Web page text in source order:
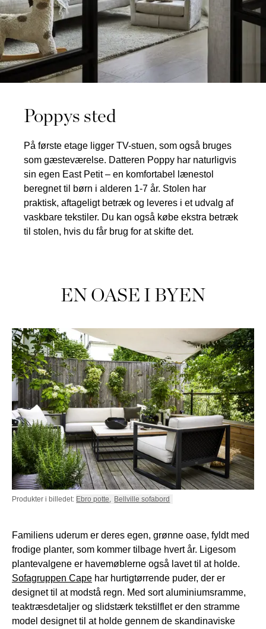
Poppys sted
På første etage ligger TV-stuen, som også bruges
som gæsteværelse. Datteren Poppy har naturligvis
sin egen East Petit – en komfortabel lænestol
beregnet til børn i alderen 1-7 år. Stolen har
praktisk, aftageligt betræk og leveres i et udvalg af
vaskbare tekstiler. Du kan også købe ekstra betræk
til stolen, hvis du får brug for at skifte det.
EN OASE I BYEN
Produkter i billedet: Ebro potte, Bellville sofabord
Familiens uderum er deres egen, grønne oase, fyldt med
frodige planter, som kommer tilbage hvert år. Ligesom
plantevalgene er havemøblerne også lavet til at holde.
Sofagruppen Cape har hurtigtørrende puder, der er
designet til at modstå regn. Med sort aluminiumsramme,
teaktræsdetaljer og slidstærk tekstilflet er den stramme
model designet til at holde gennem de skandinaviske